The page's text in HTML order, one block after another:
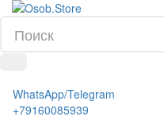
WhatsApp/Telegram
+79160085939